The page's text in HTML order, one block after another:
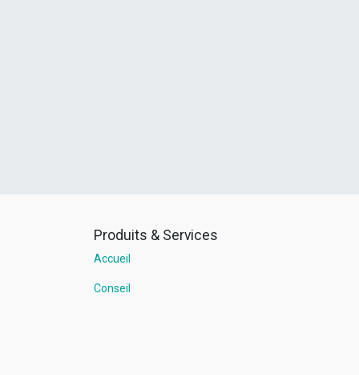
Produits & Services
Accueil
Conseil